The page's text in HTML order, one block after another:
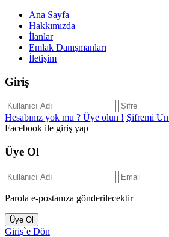
Ana Sayfa
Hakkımızda
İlanlar
Emlak Danışmanları
İletişim
Giriş
Hesabınız yok mu ? Üye olun ! Şifremi
Facebook ile giriş yap
Üye Ol
Parola e-postanıza gönderilecektir
Üye Ol
Giriş`e Dön